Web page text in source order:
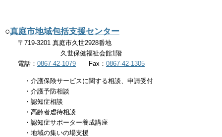
○​真庭市地域包括支援センター
〒719-3201 真庭市久世2928番地
久世保健福祉会館1階
電話： 0867-42-1079 Fax： 0867-42-1305
・介護保険サービスに関する相談、申請受付
・介護予防相談
・認知症相談
・高齢者虐待相談
・認知症サポーター養成講座
・地域の集いの場支援